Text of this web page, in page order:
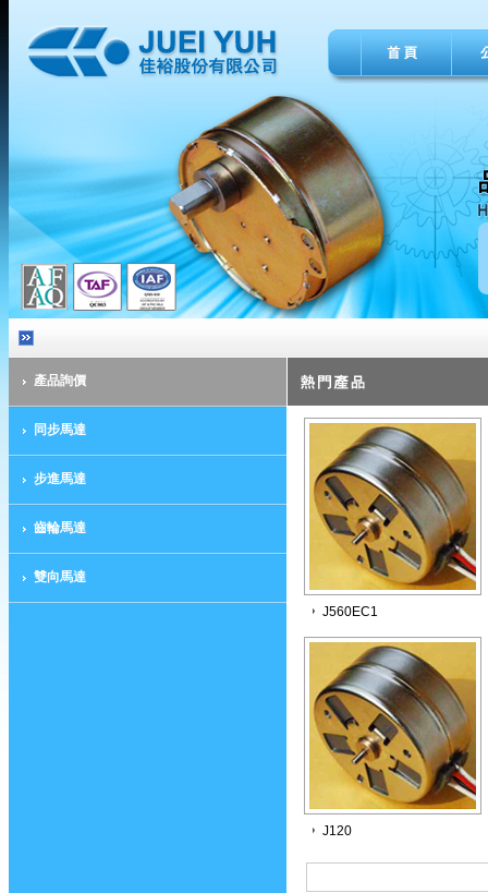
產品詢價
同步馬達
步進馬達
齒輪馬達
雙向馬達
J560EC1
J120